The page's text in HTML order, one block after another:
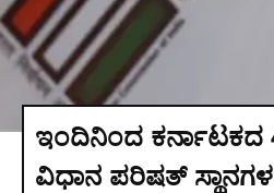
ಇಂದಿನಿಂದ ಕರ್ನಾಟಕದ
ವಿಧಾನ ಪರಿಷತ್